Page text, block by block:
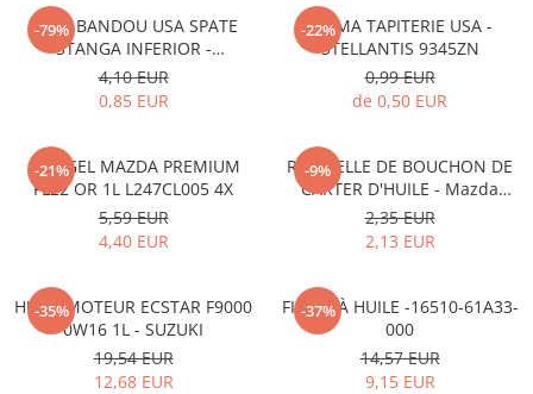
-79%
CLIPS BANDOU USA SPATE
STANGA INFERIOR -
KD5351SJ3A
4,10 EUR
0,85 EUR
-22%
CLEMA TAPITERIE USA -
STELLANTIS 9345ZN
0,99 EUR
de 0,50 EUR
-21%
ANTIGEL MAZDA PREMIUM
FL22 OR 1L L247CL005 4X
5,59 EUR
4,40 EUR
-9%
RONDELLE DE BOUCHON DE
CARTER D'HUILE - Mazda
995641400
2,35 EUR
2,13 EUR
-35%
HUILE MOTEUR ECSTAR F9000
0W16 1L - SUZUKI
19,54 EUR
12,68 EUR
-37%
FILTRE À HUILE -16510-61A33-
000
14,57 EUR
9,15 EUR